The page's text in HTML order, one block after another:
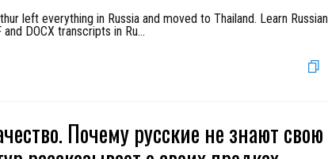
left everything in Russia and moved to Thailand. Learn Russian
DOCX transcripts in Ru...
Почему русские не знают свою